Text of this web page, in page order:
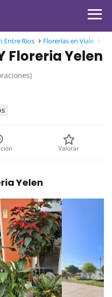
Entre Ríos Florerías en Viale
Floreria Yelen
Valorar
Yelen